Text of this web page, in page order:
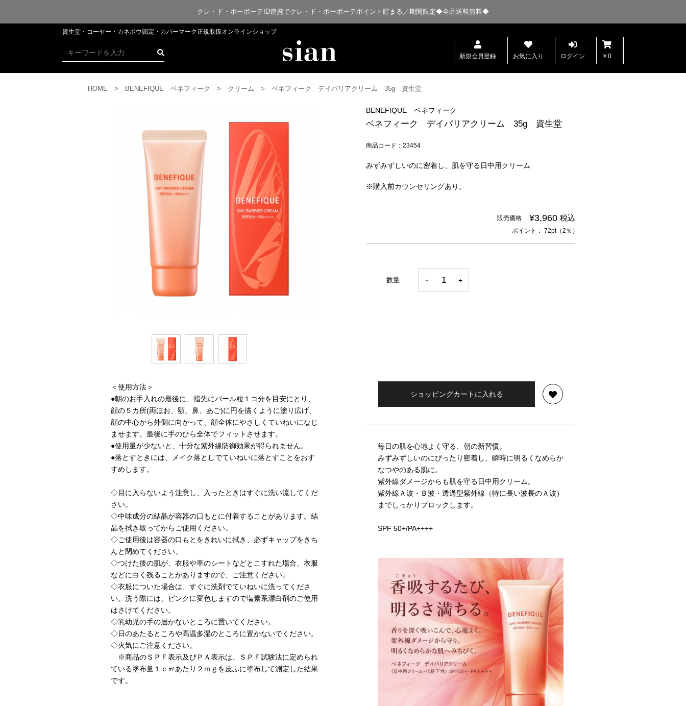
クレ・ド・ポーボーテID連携でクレ・ド・ポーボーテポイント貯まる／期間限定◆全品送料無料◆
新規会員登録 お気に入り ログイン ￥0
資生堂・コーセー・カネボウ認定・​​​​​​カバーマーク正規取扱オンラインショップ
HOME BENEFIQUE ベネフィーク クリーム ベネフィーク デイバリアクリーム 35g 資生堂
BENEFIQUE ベネフィーク
ベネフィーク デイバリアクリーム 35g 資生堂
商品コード：23454
みずみずしいのに密着し、肌を守る日中用クリーム
※購入前カウンセリングあり。
販売価格 ¥3,960 税込
ポイント： 72pt（2％）
数量
＜使用方法＞
●朝のお手入れの最後に、指先にパール粒１コ分を目安にとり、
顔の５カ所(両ほお、額、鼻、あご)に円を描くように塗り広げ、
顔の中心から外側に向かって、顔全体にやさしくていねいになじ
ませます。最後に手のひら全体でフィットさせます。
●使用量が少ないと、十分な紫外線防御効果が得られません。
●落とすときには、メイク落としでていねいに落とすことをおす
すめします。
◇目に入らないよう注意し、入ったときはすぐに洗い流してくだ
さい。
◇中味成分の結晶が容器の口もとに付着することがあります。結
晶を拭き取ってからご使用ください。
◇ご使用後は容器の口もとをきれいに拭き、必ずキャップをきち
んと閉めてください。
◇つけた後の肌が、衣服や車のシートなどとこすれた場合、衣服
などに白く残ることがありますので、ご注意ください。
◇衣服についた場合は、すぐに洗剤でていねいに洗ってくださ
い。洗う際には、ピンクに変色しますので塩素系漂白剤のご使用
はさけてください。
◇乳幼児の手の届かないところに置いてください。
◇日のあたるところや高温多湿のところに置かないでください。
◇火気にご注意ください。
※商品のＳＰＦ表示及びＰＡ表示は、ＳＰＦ試験法に定められ
ている塗布量１ｃ㎡あたり２ｍｇを皮ふに塗布して測定した結果
です。
ショッピングカートに入れる
毎日の肌を心地よく守る、朝の新習慣。
みずみずしいのにぴったり密着し、瞬時に明るくなめらか
なつやのある肌に。
紫外線ダメージからも肌を守る日中用クリーム。
紫外線Ａ波・Ｂ波・透過型紫外線（特に長い波長のＡ波）
までしっかりブロックします。
SPF 50+/PA++++